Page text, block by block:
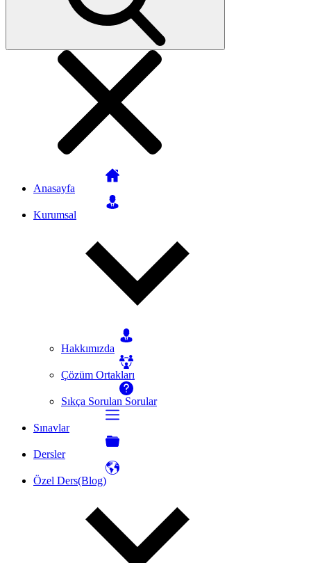
Anasayfa
Kurumsal
Hakkımızda
Çözüm Ortakları
Sıkça Sorulan Sorular
Sınavlar
Dersler
Özel Ders(Blog)